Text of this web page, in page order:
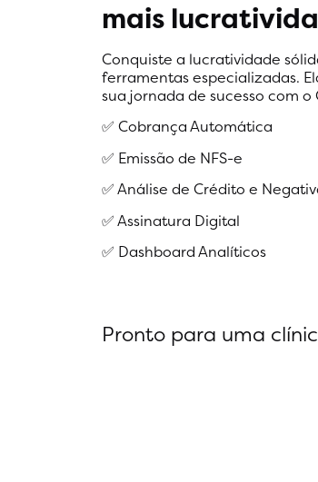
mais
Conquiste a lucratividade
ferramentas especializadas.
sua jornada de sucesso com o
✅ Cobrança Automática
✅ Emissão de NFS-e
✅ Análise de Crédito e
✅ Assinatura Digital
✅ Dashboard Analíticos
Pronto para uma